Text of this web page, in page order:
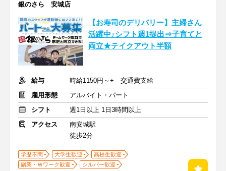
銀のさら 安城店
【お寿司のデリバリー】主婦さん
活躍中♪シフト週1提出⇒子育てと
両立★テイクアウト半額
給与
時給1150円～+ 交通費支給
雇用形態
アルバイト・パート
シフト
週1日以上 1日3時間以上
アクセス
南安城駅
徒歩2分
学歴不問 大学生歓迎
高校生歓迎
副業・Ｗワーク歓迎
シルバー歓迎